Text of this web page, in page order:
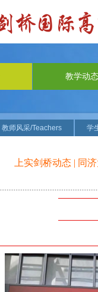
教学动态
教师风采/Teachers 学
上实剑桥动态 | 同